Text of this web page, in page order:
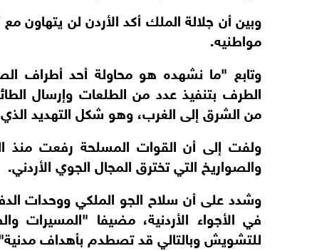
وبين أن جلالة الملك أكد الأردن لن يتهاون
مواطنيه.
وتابع "ما نشهده هو محاولة أحد أطراف
الطرف بتنفيذ عدد من الطلعات وإرسال
من الشرق إلى الغرب، وهو شكل التهديد
ولفت إلى أن القوات المسلحة رفعت منذ
والصواريخ التي تخترق المجال الجوي الأردني.
وشدد على أن سلاح الجو الملكي ووحدات
في الأجواء الأردنية، مضيفا "المسيرات
للتشويش وبالتالي قد تصطدم بأهداف